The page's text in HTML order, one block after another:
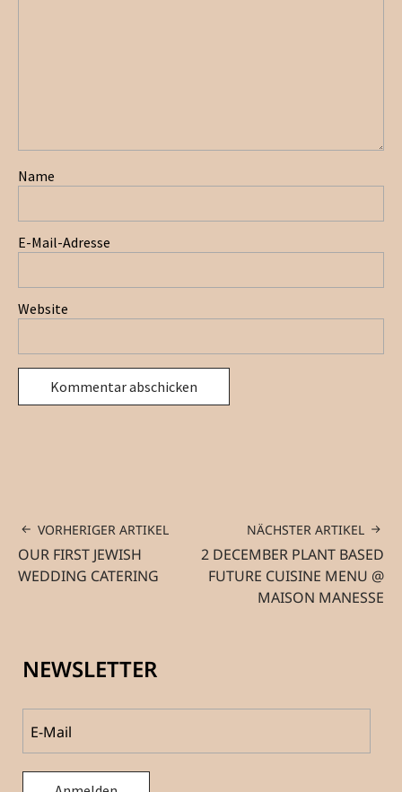
Name
E-Mail-Adresse
Website
VORHERIGER ARTIKEL
OUR FIRST JEWISH
WEDDING CATERING
NÄCHSTER ARTIKEL
2 DECEMBER PLANT BASED
FUTURE CUISINE MENU @
MAISON MANESSE
NEWSLETTER